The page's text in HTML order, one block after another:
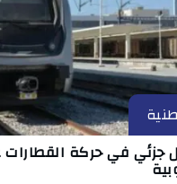
جزئي في حركة